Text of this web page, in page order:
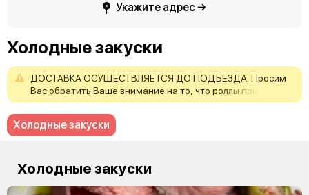
Укажите адрес →
Холодные закуски
ДОСТАВКАОСУЩЕСТВЛЯЕТСЯ ДО ПОДЪЕЗДА. Просим
Васобратить Ваше внимание на то, что роллы при
доставкемогутнемногоотличатьсявнешнимвидомот
картинки,нонеструктурой
Холодные закуски
Холодные закуски